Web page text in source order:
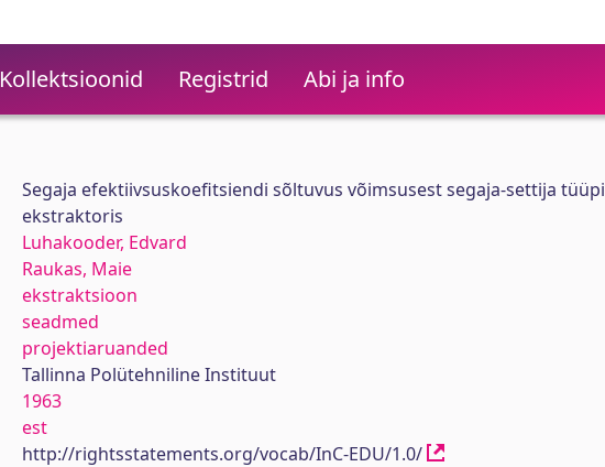
Kollektsioonid Registrid Abi ja info
Segaja efektiivsuskoefitsiendi sõltuvus võimsusest segaja-settija tüüpi
ekstraktoris
Luhakooder, Edvard
Raukas, Maie
ekstraktsioon
seadmed
projektiaruanded
Tallinna Polütehniline Instituut
1963
est
http://rightsstatements.org/vocab/InC-EDU/1.0/